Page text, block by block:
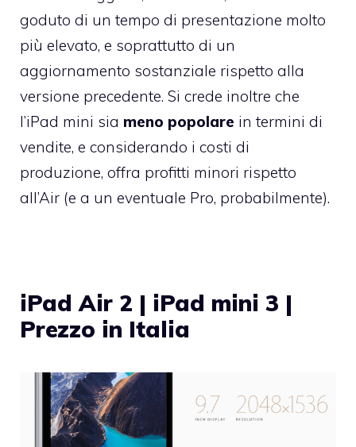
goduto di un tempo di presentazione molto
più elevato, e soprattutto di un
aggiornamento sostanziale rispetto alla
versione precedente. Si crede inoltre che
l’iPad mini sia meno popolare in termini di
vendite, e considerando i costi di
produzione, offra profitti minori rispetto
all’Air (e a un eventuale Pro, probabilmente).
iPad Air 2 | iPad mini 3 |
Prezzo in Italia